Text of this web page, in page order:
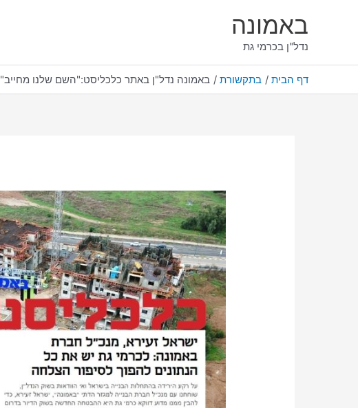
באמונה
נדל"ן בכרמי גת
דף הבית בתקשורת באמונה נדל"ן באתר כלכליסט:"השם שלנו מחייב"